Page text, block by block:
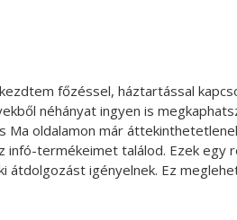
főzéssel, háztartással
néhányat ingyen is
oldalamon már
infó-termékeimet találod. Ezek egy
igényelnek. Ez